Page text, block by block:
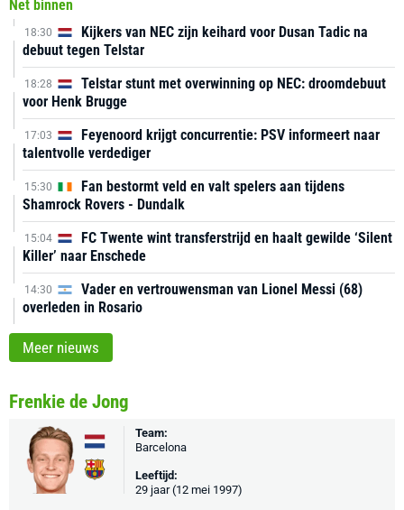
Net binnen
18:30
Kijkers van NEC zijn keihard voor Dusan Tadic na
debuut tegen Telstar
18:28
Telstar stunt met overwinning op NEC: droomdebuut
voor Henk Brugge
17:03
Feyenoord krijgt concurrentie: PSV informeert naar
talentvolle verdediger
15:30
Fan bestormt veld en valt spelers aan tijdens
Shamrock Rovers - Dundalk
15:04
FC Twente wint transferstrijd en haalt gewilde ‘Silent
Killer’ naar Enschede
14:30
Vader en vertrouwensman van Lionel Messi (68)
overleden in Rosario
Meer nieuws
Frenkie de Jong
Team:
Barcelona
Leeftijd:
29 jaar (12 mei 1997)